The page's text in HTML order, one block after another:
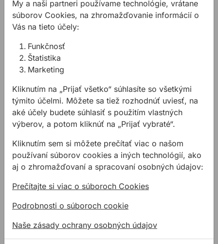
Akumulátorová pištoľ
MILWAUKEE 580-600 ml
600 ml 12V-Li/2,0Ah+3,0Ah
520,43€ s DPH
Na sklade
Akumulátorová pištoľ
COX ElectraFlow™ Dual
Ultra 400 MR pre 400-
490ml kartuše
Pištol AKKU COX
ElectraFlow™ Dual Ultra 400
MR je profesionálna
akumulátorová pištoľ na tmely
a lepi ...
1350,32 €
My a naši partneri používame technológie, vrátane
súborov Cookies, na zhromažďovanie informácií o
Vás na tieto účely:
Funkčnosť
Štatistika
Marketing
Kliknutím na „Prijať všetko“ súhlasíte so všetkými
týmito účelmi. Môžete sa tiež rozhodnúť uviesť, na
aké účely budete súhlasiť s použitím vlastných
výberov, a potom kliknúť na „Prijať vybraté“.
Kliknutím sem si môžete prečítať viac o našom
používaní súborov cookies a iných technológií, ako
aj o zhromažďovaní a spracovaní osobných údajov:
Prečítajte si viac o súboroch Cookies
Podrobnosti o súboroch cookie
Naše zásady ochrany osobných údajov